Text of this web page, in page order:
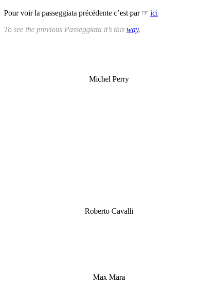
Pour voir la passeggiata précédente c’est par ☞ ici
To see the previous Passeggiata it’s this way.
Michel Perry
Roberto Cavalli
Max Mara